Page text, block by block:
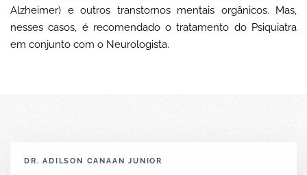
Alzheimer) e outros transtornos mentais orgânicos. Mas,
nesses casos, é recomendado o tratamento do Psiquiatra
em conjunto com o Neurologista.
DR. ADILSON CANAAN JUNIOR